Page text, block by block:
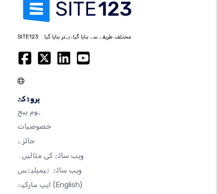
SITE123: مختلف طریقے سے بنایا گیا، بہتر بنایا گیا۔
پروڈکٹ
ہوم پیج
خصوصیات
جائزے
ویب سائٹ کی مثالیں۔
ویب سائٹ ٹیمپلیٹس
(English)